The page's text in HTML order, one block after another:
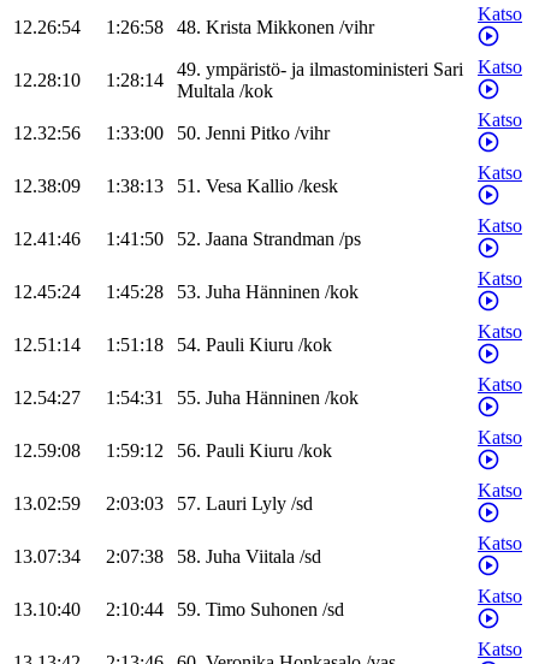
12.26:54 1:26:58 48. Krista Mikkonen /vihr
Katso
12.28:10 1:28:14
49. ympäristö- ja ilmastoministeri Sari
Multala /kok
Katso
12.32:56 1:33:00 50. Jenni Pitko /vihr
Katso
12.38:09 1:38:13 51. Vesa Kallio /kesk
Katso
12.41:46 1:41:50 52. Jaana Strandman /ps
Katso
12.45:24 1:45:28 53. Juha Hänninen /kok
Katso
12.51:14 1:51:18 54. Pauli Kiuru /kok
Katso
12.54:27 1:54:31 55. Juha Hänninen /kok
Katso
12.59:08 1:59:12 56. Pauli Kiuru /kok
Katso
13.02:59 2:03:03 57. Lauri Lyly /sd
Katso
13.07:34 2:07:38 58. Juha Viitala /sd
Katso
13.10:40 2:10:44 59. Timo Suhonen /sd
Katso
Katso